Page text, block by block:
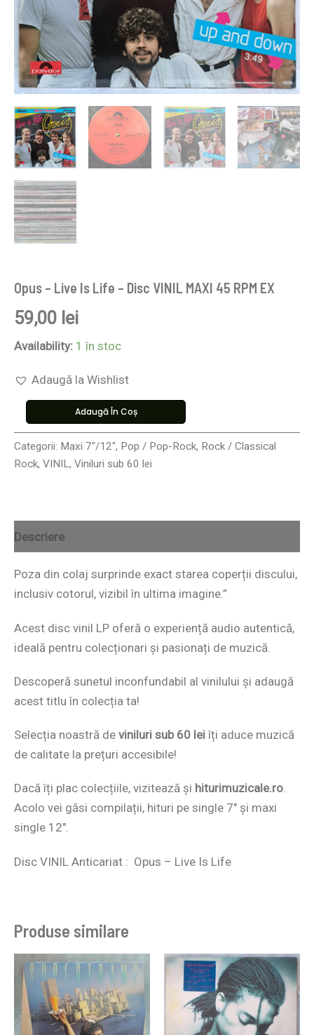
Opus – Live Is Life – Disc VINIL MAXI 45 RPM EX
59,00 lei
Availability: 1 în stoc
Adaugă la Wishlist
Adaugă În Coș
Categorii: Maxi 7"/12", Pop / Pop-Rock, Rock / Classical
Rock, VINIL, Viniluri sub 60 lei
Descriere
Poza din colaj surprinde exact starea coperții discului,
inclusiv cotorul, vizibil în ultima imagine.”
Acest disc vinil LP oferă o experiență audio autentică,
ideală pentru colecționari și pasionați de muzică.
Descoperă sunetul inconfundabil al vinilului și adaugă
acest titlu în colecția ta!
Selecția noastră de viniluri sub 60 leiîți aduce muzică
de calitate la prețuri accesibile!
Dacă îți plac colecțiile, vizitează și hiturimuzicale.ro.
Acolo vei găsi compilații, hituri pe single 7″ și maxi
single 12″.
Disc VINIL Anticariat : Opus – Live Is Life
Produse similare